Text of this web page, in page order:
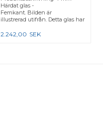
Härdat glas -
Femkant. Bilden är
illustrerad utifrån. Detta glas har
2.242,00 SEK